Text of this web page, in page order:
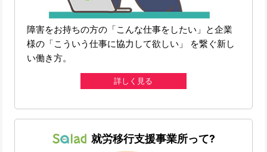
障害をお持ちの方の「こんな仕事をしたい」と企業
様の「こういう仕事に協力して欲しい」 を繋ぐ新し
い働き方。
詳しく見る
就労移行支援事業所って?